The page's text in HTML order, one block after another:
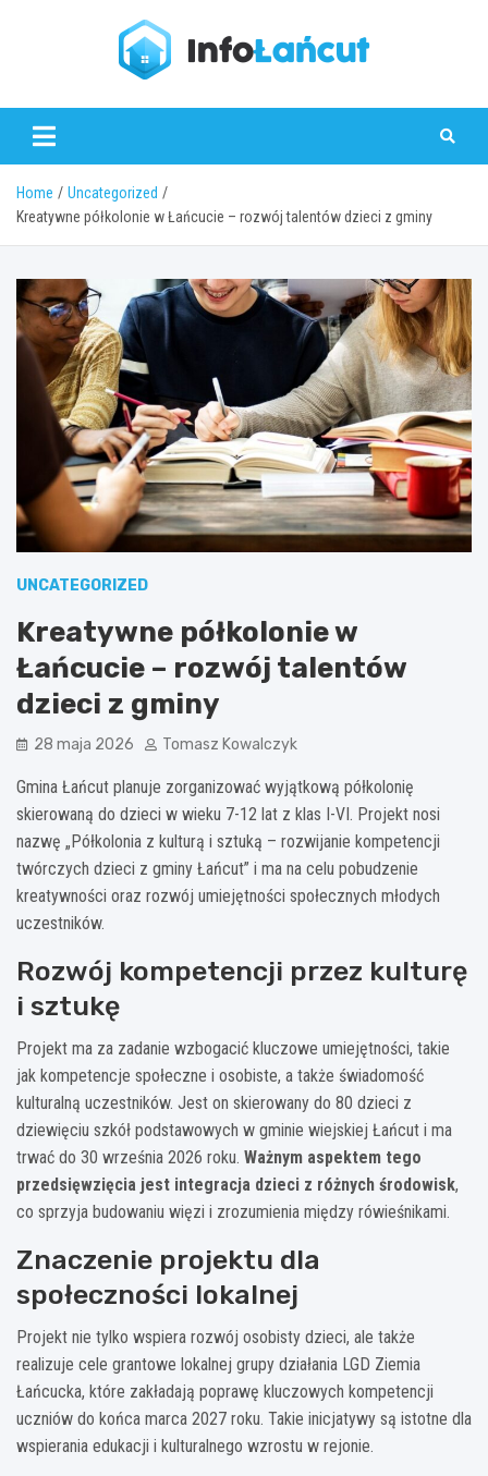
infolancut.pl
Home
Uncategorized
Kreatywne półkolonie w Łańcucie – rozwój talentów dzieci z gminy
UNCATEGORIZED
Kreatywne półkolonie w
Łańcucie – rozwój talentów
dzieci z gminy
28 maja 2026 Tomasz Kowalczyk
Gmina Łańcut planuje zorganizować wyjątkową półkolonię
skierowaną do dzieci w wieku 7-12 lat z klas I-VI. Projekt nosi
nazwę „Półkolonia z kulturą i sztuką – rozwijanie kompetencji
twórczych dzieci z gminy Łańcut” i ma na celu pobudzenie
kreatywności oraz rozwój umiejętności społecznych młodych
uczestników.
Rozwój kompetencji przez kulturę
i sztukę
Projekt ma za zadanie wzbogacić kluczowe umiejętności, takie
jak kompetencje społeczne i osobiste, a także świadomość
kulturalną uczestników. Jest on skierowany do 80 dzieci z
dziewięciu szkół podstawowych w gminie wiejskiej Łańcut i ma
trwać do 30 września 2026 roku. Ważnym aspektem tego
przedsięwzięcia jest integracja dzieci z różnych środowisk,
co sprzyja budowaniu więzi i zrozumienia między rówieśnikami.
Znaczenie projektu dla
społeczności lokalnej
Projekt nie tylko wspiera rozwój osobisty dzieci, ale także
realizuje cele grantowe lokalnej grupy działania LGD Ziemia
Łańcucka, które zakładają poprawę kluczowych kompetencji
uczniów do końca marca 2027 roku. Takie inicjatywy są istotne dla
wspierania edukacji i kulturalnego wzrostu w rejonie.